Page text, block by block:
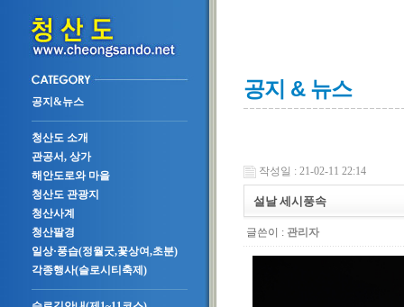
공지&뉴스
청산도 소개
관공서, 상가
해안도로와 마을
청산도 관광지
청산사계
청산팔경
일상·풍습(정월굿,꽃상여,초분)
각종행사(슬로시티축제)
공지 & 뉴스
작성일 : 21-02-11 22:14
설날 세시풍속
글쓴이 : 관리자